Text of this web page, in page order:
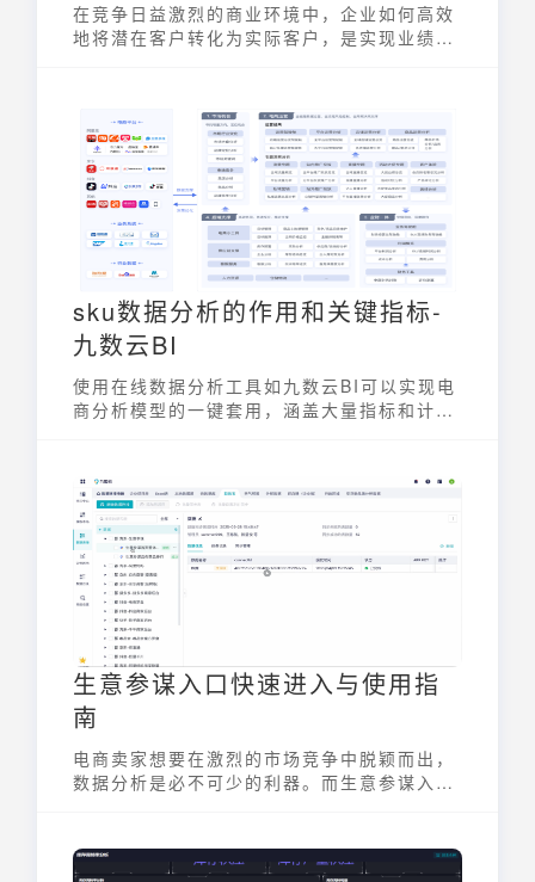
在竞争日益激烈的商业环境中，企业如何高效
地将潜在客户转化为实际客户，是实现业绩增
化客户的能力。深入理解并有效提升商机转化
率，对于企业优化资源配置、提升市场竞争力
至关重要。
sku数据分析的作用和关键指标-
九数云BI
使用在线数据分析工具如九数云BI可以实现电
商分析模型的一键套用，涵盖大量指标和计算
生意参谋入口快速进入与使用指
南
电商卖家想要在激烈的市场竞争中脱颖而出，
数据分析是必不可少的利器。而生意参谋入
将为您详细解析生意参谋入口的进入方式、使